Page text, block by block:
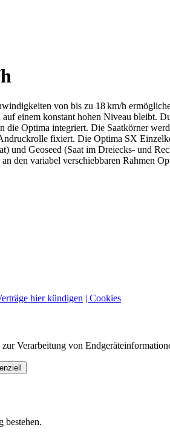
von bis zu 18 km/h
einem konstant hohen Niveau bleibt.
die Optima integriert. Die Saatkörner
fixiert. Die Optima SX
und Geoseed (Saat im Dreiecks- und
den varia­bel verschiebbaren Rahmen
hier kündigen | Cookies
Verarbeitung von
bestehen.